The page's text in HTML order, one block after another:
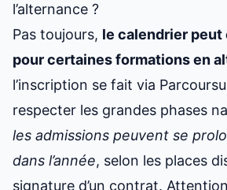
l’alternance ?
Pas toujours, le calendrier peut
pour certaines formations en
l’inscription se fait via
respecter les grandes phases
les admissions peuvent se
dans l’année, selon les places
signature d’un contrat.